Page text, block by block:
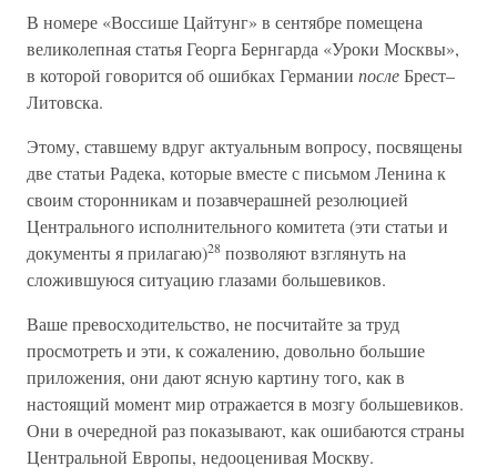
В номере «Воссише Цайтунг» в сентябре помещена
великолепная статья Георга Бернгарда «Уроки Москвы»,
в которой говорится об ошибках Германии послеБрест–
Литовска.
Этому, ставшему вдруг актуальным вопросу, посвящены
две статьи Радека, которые вместе с письмом Ленина к
своим сторонникам и позавчерашней резолюцией
Центрального исполнительного комитета (эти статьи и
документы я прилагаю)28 позволяют взглянуть на
сложившуюся ситуацию глазами большевиков.
Ваше превосходительство, не посчитайте за труд
просмотреть и эти, к сожалению, довольно большие
приложения, они дают ясную картину того, как в
настоящий момент мир отражается в мозгу большевиков.
Они в очередной раз показывают, как ошибаются страны
Центральной Европы, недооценивая Москву.